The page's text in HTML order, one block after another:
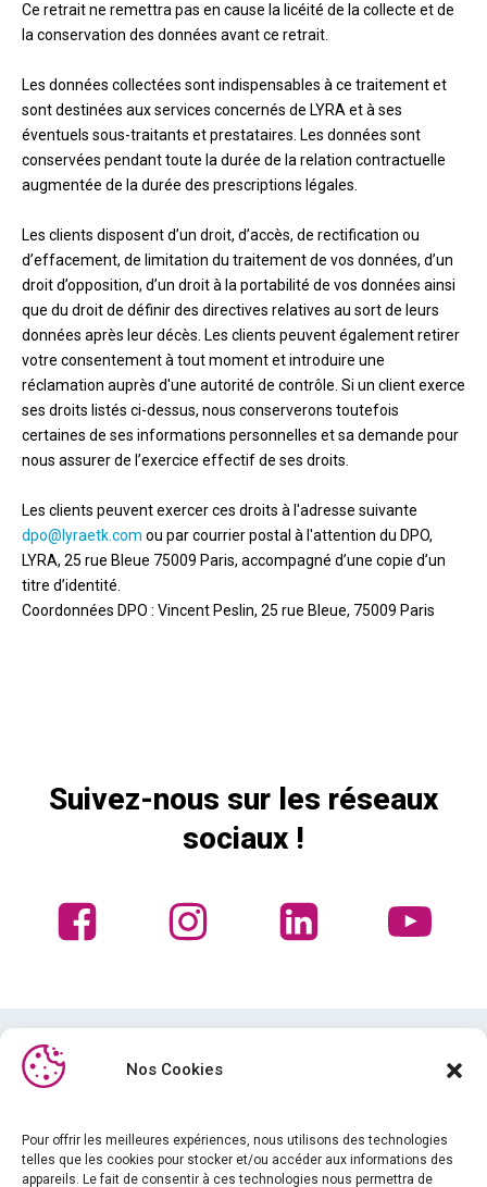
Nos Cookies
Pour offrir les meilleures expériences, nous utilisons des technologies
telles que les cookies pour stocker et/ou accéder aux informations des
appareils. Le fait de consentir à ces technologies nous permettra de
Ce retrait ne remettra pas en cause la licéité de la collecte et de
la conservation des données avant ce retrait.
Les données collectées sont indispensables à ce traitement et
sont destinées aux services concernés de LYRA et à ses
éventuels sous-traitants et prestataires. Les données sont
conservées pendant toute la durée de la relation contractuelle
augmentée de la durée des prescriptions légales.
Les clients disposent d’un droit, d’accès, de rectification ou
d’effacement, de limitation du traitement de vos données, d’un
droit d’opposition, d’un droit à la portabilité de vos données ainsi
que du droit de définir des directives relatives au sort de leurs
données après leur décès. Les clients peuvent également retirer
votre consentement à tout moment et introduire une
réclamation auprès d'une autorité de contrôle. Si un client exerce
ses droits listés ci-dessus, nous conserverons toutefois
certaines de ses informations personnelles et sa demande pour
nous assurer de l’exercice effectif de ses droits.
Les clients peuvent exercer ces droits à l'adresse suivante
dpo@lyraetk.com ou par courrier postal à l'attention du DPO,
LYRA, 25 rue Bleue 75009 Paris, accompagné d’une copie d’un
titre d’identité.
Coordonnées DPO : Vincent Peslin, 25 rue Bleue, 75009 Paris
Suivez-nous sur les réseaux
sociaux !
Médiathèque